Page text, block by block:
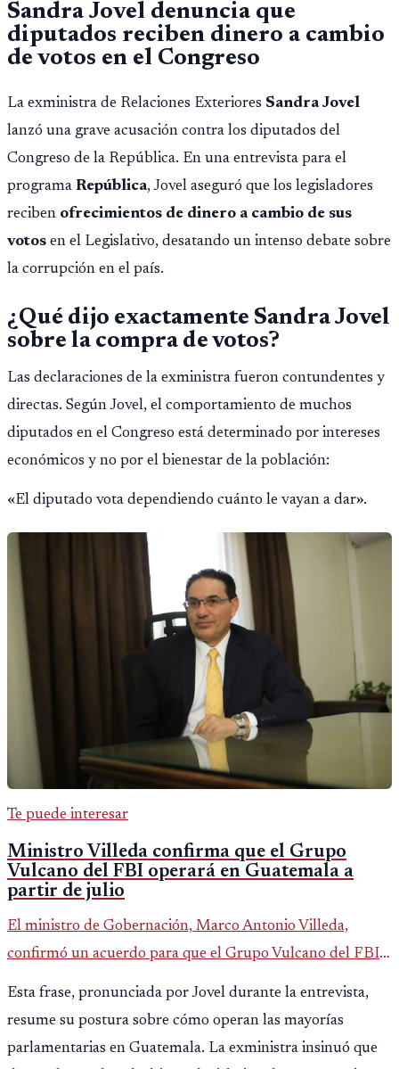
Sandra Jovel denuncia que
diputados reciben dinero a cambio
de votos en el Congreso
La exministra de Relaciones Exteriores Sandra Jovel
lanzó una grave acusación contra los diputados del
Congreso de la República. En una entrevista para el
programa República, Jovel aseguró que los legisladores
reciben ofrecimientos de dinero a cambio de sus
votos en el Legislativo, desatando un intenso debate sobre
la corrupción en el país.
¿Qué dijo exactamente Sandra Jovel
sobre la compra de votos?
Las declaraciones de la exministra fueron contundentes y
directas. Según Jovel, el comportamiento de muchos
diputados en el Congreso está determinado por intereses
económicos y no por el bienestar de la población:
«El diputado vota dependiendo cuánto le vayan a dar».
Te puede interesar
Ministro Villeda confirma que el Grupo
Vulcano del FBI operará en Guatemala a
partir de julio
El ministro de Gobernación, Marco Antonio Villeda,
confirmó un acuerdo para que el Grupo Vulcano del FBI
opere en Guatemala a partir de julio, tras un intento
fallido con la administración anterior del Ministerio
Público.
Esta frase, pronunciada por Jovel durante la entrevista,
resume su postura sobre cómo operan las mayorías
parlamentarias en Guatemala. La exministra insinuó que